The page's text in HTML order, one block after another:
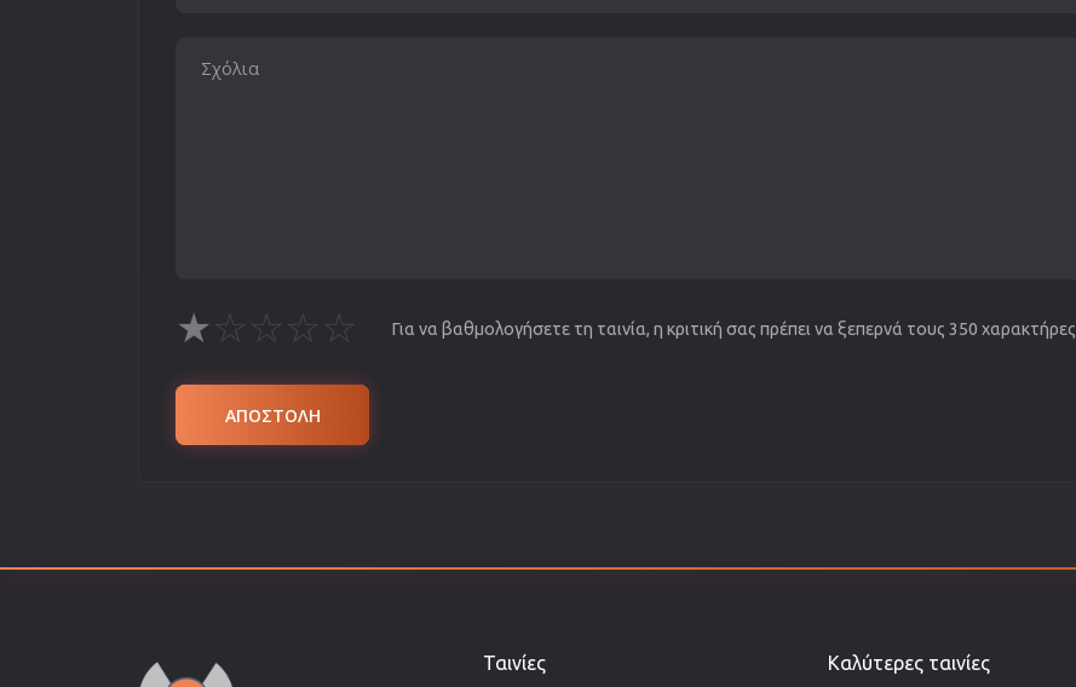
★☆☆☆☆ Για να βαθμολογήσετε τη ταινία, η κριτική σας πρέπει να ξεπερνά τους 350 χαρακτήρες
ΑΠΟΣΤΟΛΗ
Ταινίες Καλύτερες ταινίες